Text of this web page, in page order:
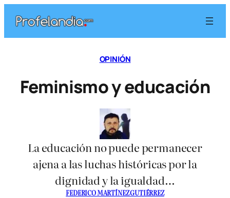
contenido
OPINIÓN
Feminismo y educación
La educación no puede permanecer
ajena a las luchas históricas por la
dignidad y la igualdad…
FEDERICO MARTÍNEZ GUTIÉRREZ